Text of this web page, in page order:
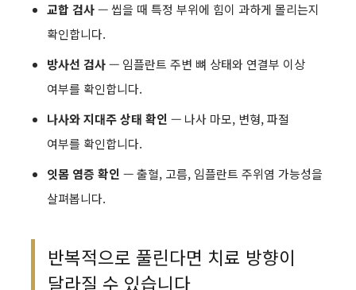
교합 검사— 씹을 때 특정 부위에 힘이 과하게 몰리는지
확인합니다.
방사선 검사— 임플란트 주변 뼈 상태와 연결부 이상
여부를 확인합니다.
나사와 지대주 상태 확인 — 나사 마모, 변형, 파절
여부를 확인합니다.
잇몸 염증 확인 — 출혈, 고름, 임플란트 주위염 가능성을
살펴봅니다.
반복적으로 풀린다면 치료 방향이
달라질 수 있습니다